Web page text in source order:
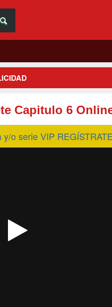
Capitulo 6
o serie VIP